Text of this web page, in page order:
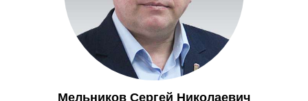
Мельников Сергей Николаевич